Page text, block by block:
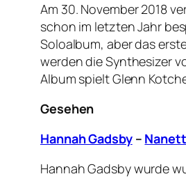
Am 30. November 2018
schon im letzten Jahr
Soloalbum, aber das
werden die Synthesizer
Album spielt Glenn
Gesehen
Hannah Gadsby–
Hannah Gadsby wurde